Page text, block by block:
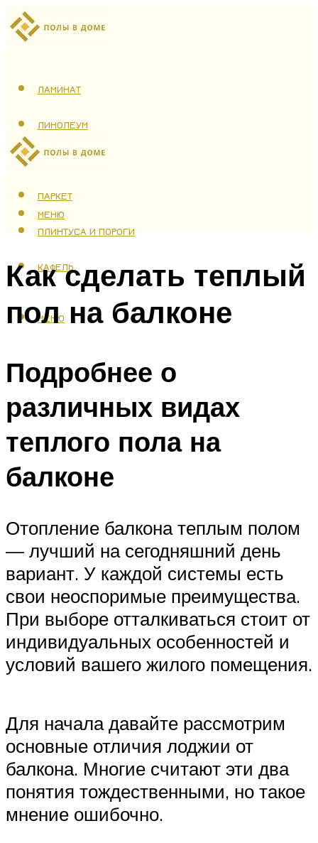
ЛАМИНАТ
ЛИНОЛЕУМ
ТЕПЛЫЙ ПОЛ
ПАРКЕТ
ПЛИНТУСА И ПОРОГИ
КАФЕЛЬ
МЕНЮ
МЕНЮ
Как сделать теплый
пол на балконе
Подробнее о
различных видах
теплого пола на
балконе
Отопление балкона теплым полом
— лучший на сегодняшний день
вариант. У каждой системы есть
свои неоспоримые преимущества.
При выборе отталкиваться стоит от
индивидуальных особенностей и
условий вашего жилого помещения.
Для начала давайте рассмотрим
основные отличия лоджии от
балкона. Многие считают эти два
понятия тождественными, но такое
мнение ошибочно.